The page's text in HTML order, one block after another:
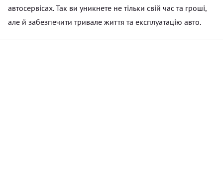
автосервісах. Так ви уникнете не тільки свій час та гроші,
але й забезпечити тривале життя та експлуатацію авто.